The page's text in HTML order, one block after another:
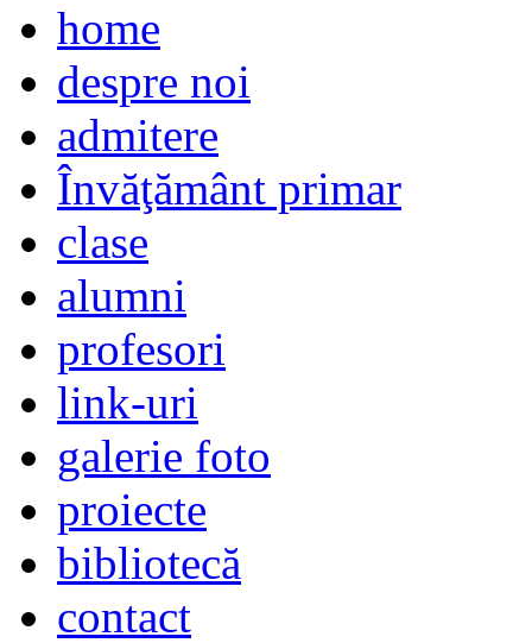
home
despre noi
admitere
Învăţământ primar
clase
alumni
profesori
link-uri
galerie foto
proiecte
bibliotecă
contact